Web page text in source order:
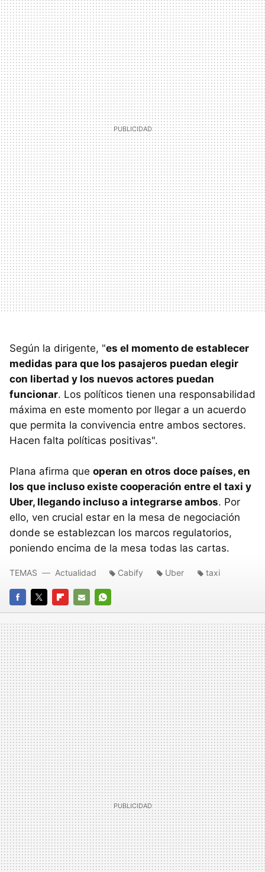
Según la dirigente, "es el momento de establecer
medidas para que los pasajeros puedan elegir
con libertad y los nuevos actores puedan
funcionar. Los políticos tienen una responsabilidad
máxima en este momento por llegar a un acuerdo
que permita la convivencia entre ambos sectores.
Hacen falta políticas positivas".
Plana afirma que operan en otros doce países, en
los que incluso existe cooperación entre el taxi y
Uber, llegando incluso a integrarse ambos. Por
ello, ven crucial estar en la mesa de negociación
donde se establezcan los marcos regulatorios,
poniendo encima de la mesa todas las cartas.
FACEBOOK
TWITTERFLIPBOARD
E-
MAIL
WHATSAPP
TEMAS Actualidad Cabify Uber taxi